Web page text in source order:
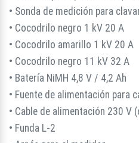
• Sonda de medición para
• Cocodrilo negro 1 kV 20 A
• Cocodrilo amarillo 1 kV 20 A
• Cocodrilo negro 11 kV 32 A
• Batería NiMH 4,8 V / 4,2 Ah
• Fuente de alimentación para
• Cable de alimentación 230 V
• Funda L-2